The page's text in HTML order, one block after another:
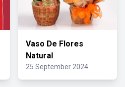
Vaso De Flores
Natural
25 September 2024